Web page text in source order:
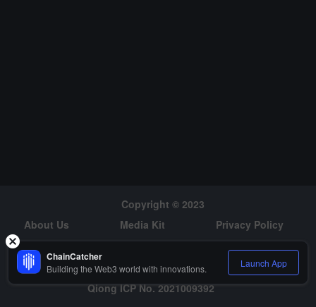
Copyright © 2023
About Us
Media Kit
Privacy Policy
Risk Warning
Hiring
Qiong ICP No. 2021009392
ChainCatcher
Building the Web3 world with innovations. Launch App